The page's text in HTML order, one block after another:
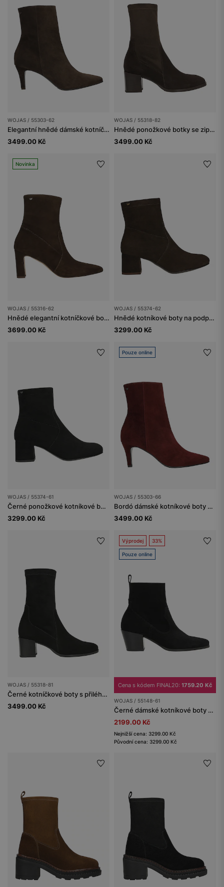
WOJAS / 55303-62
Elegantní hnědé dámské kotníčkové boty na jehle
3499.00 Kč
WOJAS / 55318-82
Hnědé ponožkové botky se zipem
3499.00 Kč
Novinka
WOJAS / 55316-62
Hnědé elegantní kotníčkové boty na podpatku
3699.00 Kč
WOJAS / 55374-62
Hnědé kotníkové boty na podpatku
3299.00 Kč
WOJAS / 55374-61
Černé ponožkové kotníkové boty
3299.00 Kč
Pouze online
WOJAS / 55303-66
Bordó dámské kotníkové boty na nízkém podpatku
3499.00 Kč
WOJAS / 55318-81
Černé kotníčkové boty s přiléhavým svrškem
3499.00 Kč
Výprodej 33%
Pouze online
Cena s kódem FINAL20: 1759.20 Kč
WOJAS / 55148-61
Černé dámské kotníkové boty z kvalitní velurové kůže
2199.00 Kč
Nejnižší cena: 3299.00 Kč
Původní cena: 3299.00 Kč